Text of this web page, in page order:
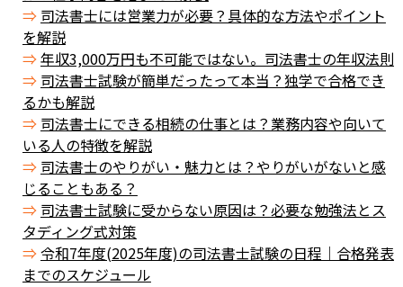
司法書士には営業力が必要？具体的な方法やポイント
を解説
年収3,000万円も不可能ではない。司法書士の年収法則
司法書士試験が簡単だったって本当？独学で合格でき
るかも解説
司法書士にできる相続の仕事とは？業務内容や向いて
いる人の特徴を解説
司法書士のやりがい・魅力とは？やりがいがないと感
じることもある？
司法書士試験に受からない原因は？必要な勉強法とス
タディング式対策
令和7年度(2025年度)の司法書士試験の日程｜合格発表
までのスケジュール